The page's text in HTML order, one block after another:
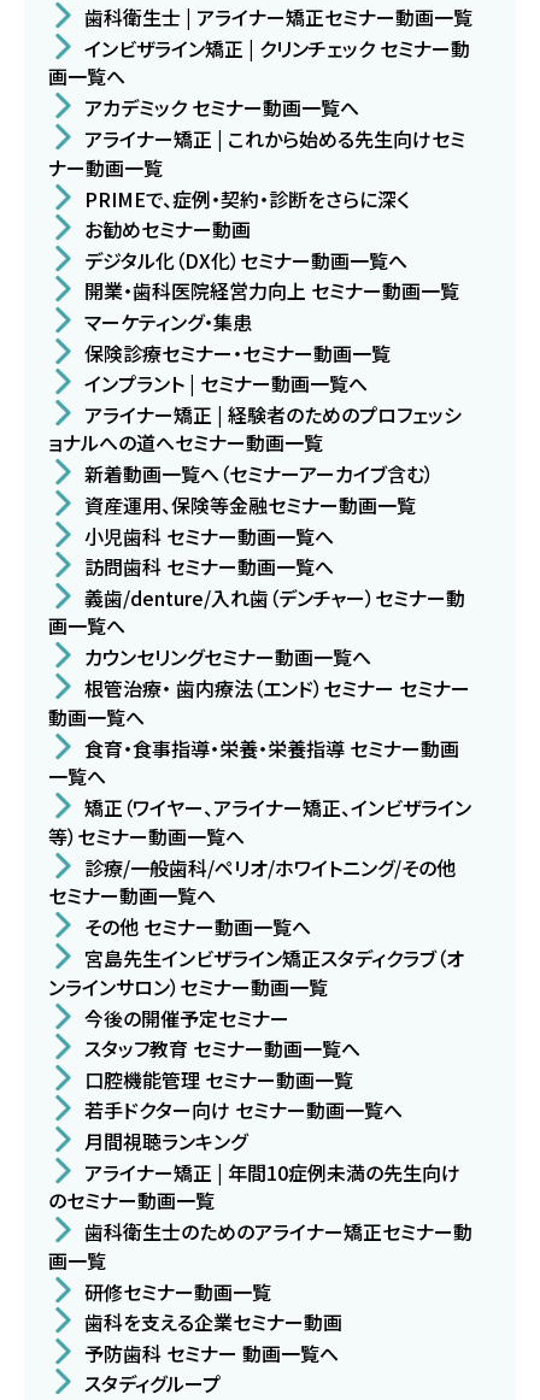
歯科衛生士 | アライナー矯正セミナー動画一覧
インビザライン矯正 | クリンチェック セミナー動
画一覧へ
アカデミック セミナー動画一覧へ
アライナー矯正 | これから始める先生向けセミ
ナー動画一覧
PRIMEで、症例・契約・診断をさらに深く
お勧めセミナー動画
デジタル化（DX化）セミナー動画一覧へ
開業・歯科医院経営力向上 セミナー動画一覧
マーケティング・集患
保険診療セミナー・セミナー動画一覧
インプラント | セミナー動画一覧へ
アライナー矯正 | 経験者のためのプロフェッシ
ョナルへの道へセミナー動画一覧
新着動画一覧へ（セミナーアーカイブ含む）
資産運用、保険等金融セミナー動画一覧
小児歯科 セミナー動画一覧へ
訪問歯科 セミナー動画一覧へ
義歯/denture/入れ歯（デンチャー）セミナー動
画一覧へ
カウンセリングセミナー動画一覧へ
根管治療・ 歯内療法（エンド）セミナー セミナー
動画一覧へ
食育・食事指導・栄養・栄養指導 セミナー動画
一覧へ
矯正（ワイヤー、アライナー矯正、インビザライン
等）セミナー動画一覧へ
診療/一般歯科/ペリオ/ホワイトニング/その他
セミナー動画一覧へ
その他 セミナー動画一覧へ
宮島先生インビザライン矯正スタディクラブ（オ
ンラインサロン）セミナー動画一覧
今後の開催予定セミナー
スタッフ教育 セミナー動画一覧へ
口腔機能管理 セミナー動画一覧
若手ドクター向け セミナー動画一覧へ
月間視聴ランキング
アライナー矯正 | 年間10症例未満の先生向け
のセミナー動画一覧
歯科衛生士のためのアライナー矯正セミナー動
画一覧
研修セミナー動画一覧
歯科を支える企業セミナー動画
予防歯科 セミナー 動画一覧へ
スタディグループ